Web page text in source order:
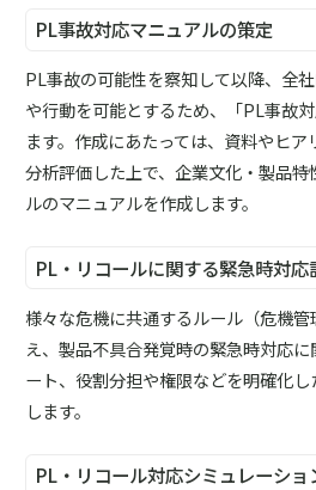
PL事故対応マニュアルの策定
PL事故の可能性を察知して以降、全
や行動を可能とするため、「PL事故
ます。作成にあたっては、資料やヒ
分析評価した上で、企業文化・製品
ルのマニュアルを作成します。
PL・リコールに関する緊急時対応
様々な危機に共通するルール（危機
え、製品不具合発覚時の緊急時対応
ート、役割分担や権限などを明確化
します。
PL・リコール対応シミュレーシ